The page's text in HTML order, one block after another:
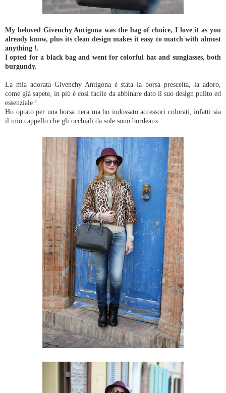
My beloved Givenchy Antigona was the bag of choice, I love it as you
already know, plus its clean design makes it easy to match with almost
anything !.
I opted for a black bag and went for colorful hat and sunglasses, both
burgundy.
La mia adorata Givenchy Antigona è stata la borsa prescelta, la adoro,
come già sapete, in più è così facile da abbinare dato il suo design pulito ed
essenziale !.
Ho optato per una borsa nera ma ho indossato accessori colorati, infatti sia
il mio cappello che gli occhiali da sole sono bordeaux.